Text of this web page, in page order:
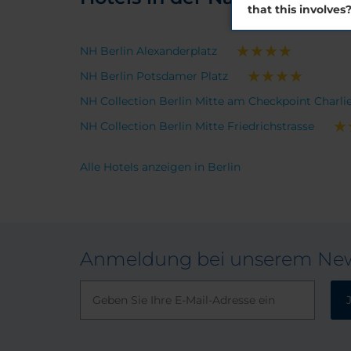
NH Berlin Alexanderplatz
NH Berlin Potsdamer Platz
NH Collection Berlin Mitte am Checkpoint
NH Collection Berlin Mitte Friedrichstrasse
Alle Hotels anzeigen in Berlin
Anmeldung bei unserem
that this involves?